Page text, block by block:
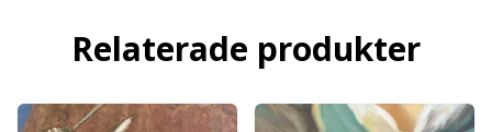
Relaterade produkter